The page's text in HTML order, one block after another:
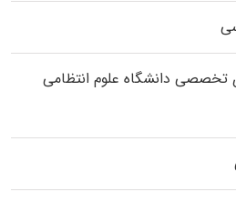
تخصصی داﻧﺸﮕﺎه ﻋﻠﻮم انتظامی